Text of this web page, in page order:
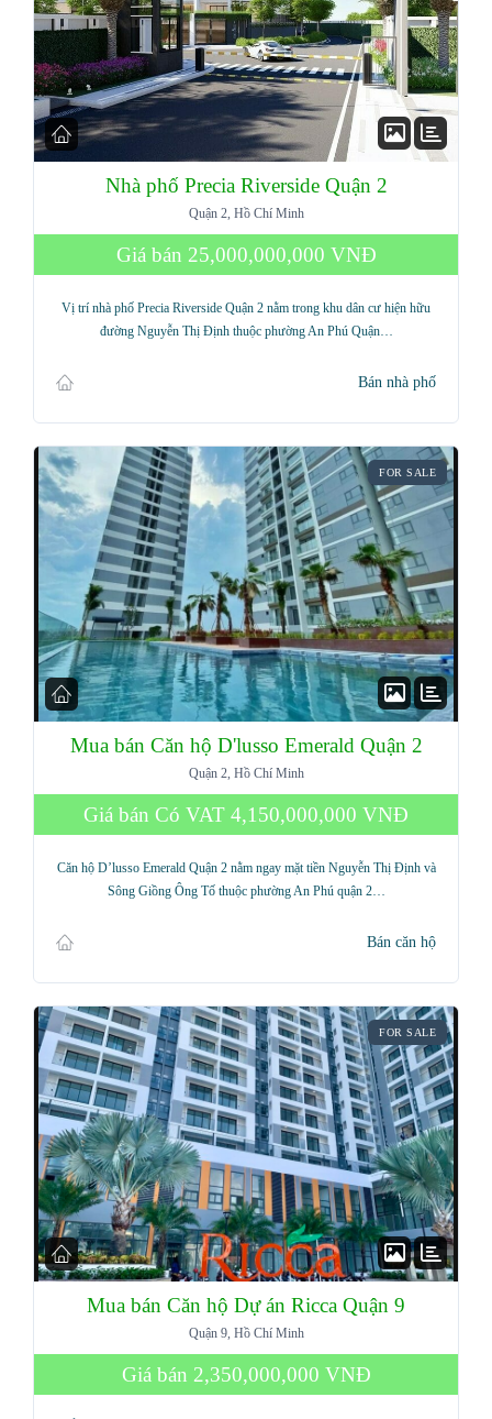
Nhà phố Precia Riverside Quận 2
Quận 2, Hồ Chí Minh
Giá bán 25,000,000,000 VNĐ
Vị trí nhà phố Precia Riverside Quận 2 nằm trong khu dân cư hiện hữu
đường Nguyễn Thị Định thuộc phường An Phú Quận…
Bán nhà phố
FOR SALE
Mua bán Căn hộ D'lusso Emerald Quận 2
Quận 2, Hồ Chí Minh
Giá bán Có VAT 4,150,000,000 VNĐ
Căn hộ D’lusso Emerald Quận 2 nằm ngay mặt tiền Nguyễn Thị Định và
Sông Giồng Ông Tố thuộc phường An Phú quận 2…
Bán căn hộ
FOR SALE
Mua bán Căn hộ Dự án Ricca Quận 9
Quận 9, Hồ Chí Minh
Giá bán 2,350,000,000 VNĐ